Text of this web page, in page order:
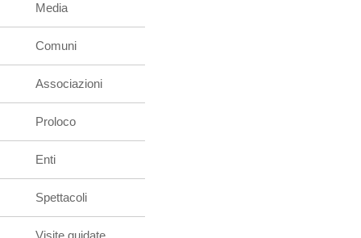
Media
Comuni
Associazioni
Proloco
Enti
Spettacoli
Visite guidate